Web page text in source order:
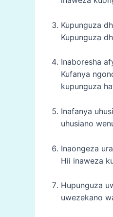
Kupunguza
Kupunguza
Inaboresha
Kufanya
kupunguza
Inafanya
uhusiano
Inaongeza
Hii inaweza
Hupunguza
uwezekano